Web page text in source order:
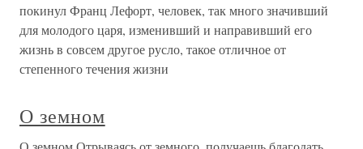
покинул Франц Лефорт, человек, так много значивший
для молодого царя, изменивший и направивший его
жизнь в совсем другое русло, такое отличное от
степенного течения жизни
О земном